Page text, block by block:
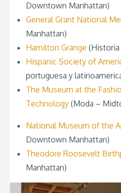
Downtown Manhattan)
General Grant National
Manhattan)
Hamilton Grange (Historia
Hispanic Society of
portuguesa y
The Museum at the
Technology (Moda –
National Museum of the
Downtown Manhattan)
Theodore Roosevelt
Manhattan)